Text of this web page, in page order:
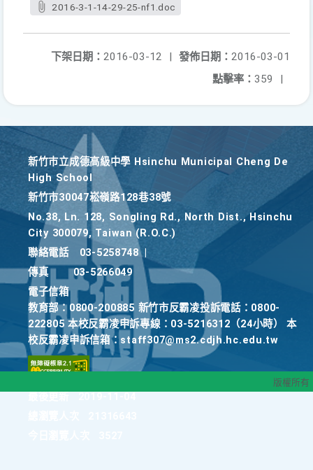
2016-3-1-14-29-25-nf1.doc
發佈日期： 2016-03-01
下架日期： 2016-03-12
|
點擊率： 359 |
新竹巿立成德高級中學 Hsinchu Municipal Cheng De
High School
新竹巿30047崧嶺路128巷38號
No.38, Ln. 128, Songling Rd., North Dist., Hsinchu
City 300079, Taiwan (R.O.C.)
聯絡電話
03-5258748
傳真
03-5266049
電子信箱
教育部：0800-200885 新竹市反霸凌投訴電話：0800-
222805 本校反霸凌申訴專線：03-5216312（24小時） 本
校反霸凌申訴信箱：staff307@ms2.cdjh.hc.edu.tw
版權所有